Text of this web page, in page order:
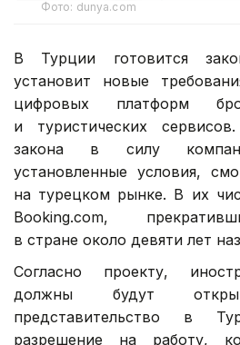
Фото: dunya.com
В Турции готовится
установит новые
цифровых платформ
и туристических
закона в силу
установленные условия,
на турецком рынке. В их
Booking.com,
в стране около девяти лет
Согласно проекту,
должны будут
представительство в
разрешение на работу,